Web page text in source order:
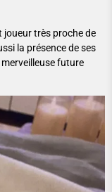
joueur très proche de
la présence de ses
future